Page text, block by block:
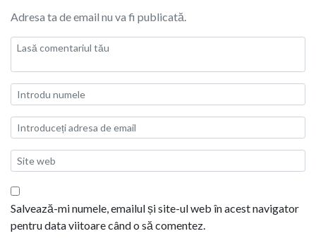
Adresa ta de email nu va fi publicată.
Salvează-mi numele, emailul și site-ul web în acest navigator
pentru data viitoare când o să comentez.